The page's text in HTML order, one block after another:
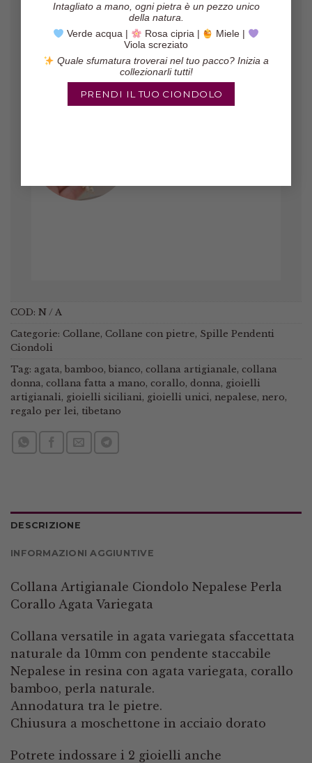
Intagliato a mano, ogni pietra è un pezzo unico
della natura.
Verde acqua |
Rosa cipria |
Miele |
Viola screziato
Quale sfumatura troverai nel tuo pacco? Inizia a
collezionarli tutti!
PRENDI IL TUO CIONDOLO
COD: N / A
Categorie: Collane, Collane con pietre, Spille Pendenti
Ciondoli
Tag: agata, bamboo, bianco, collana artigianale, collana
donna, collana fatta a mano, corallo, donna, gioielli
artigianali, gioielli siciliani, gioielli unici, nepalese, nero,
regalo per lei, tibetano
DESCRIZIONE
INFORMAZIONI AGGIUNTIVE
Collana Artigianale Ciondolo Nepalese Perla
Corallo Agata Variegata
Collana versatile in agata variegata sfaccettata
naturale da 10mm con pendente staccabile
Nepalese in resina con agata variegata, corallo
bamboo, perla naturale.
Annodatura tra le pietre.
Chiusura a moschettone in acciaio dorato
Potrete indossare i 2 gioielli anche